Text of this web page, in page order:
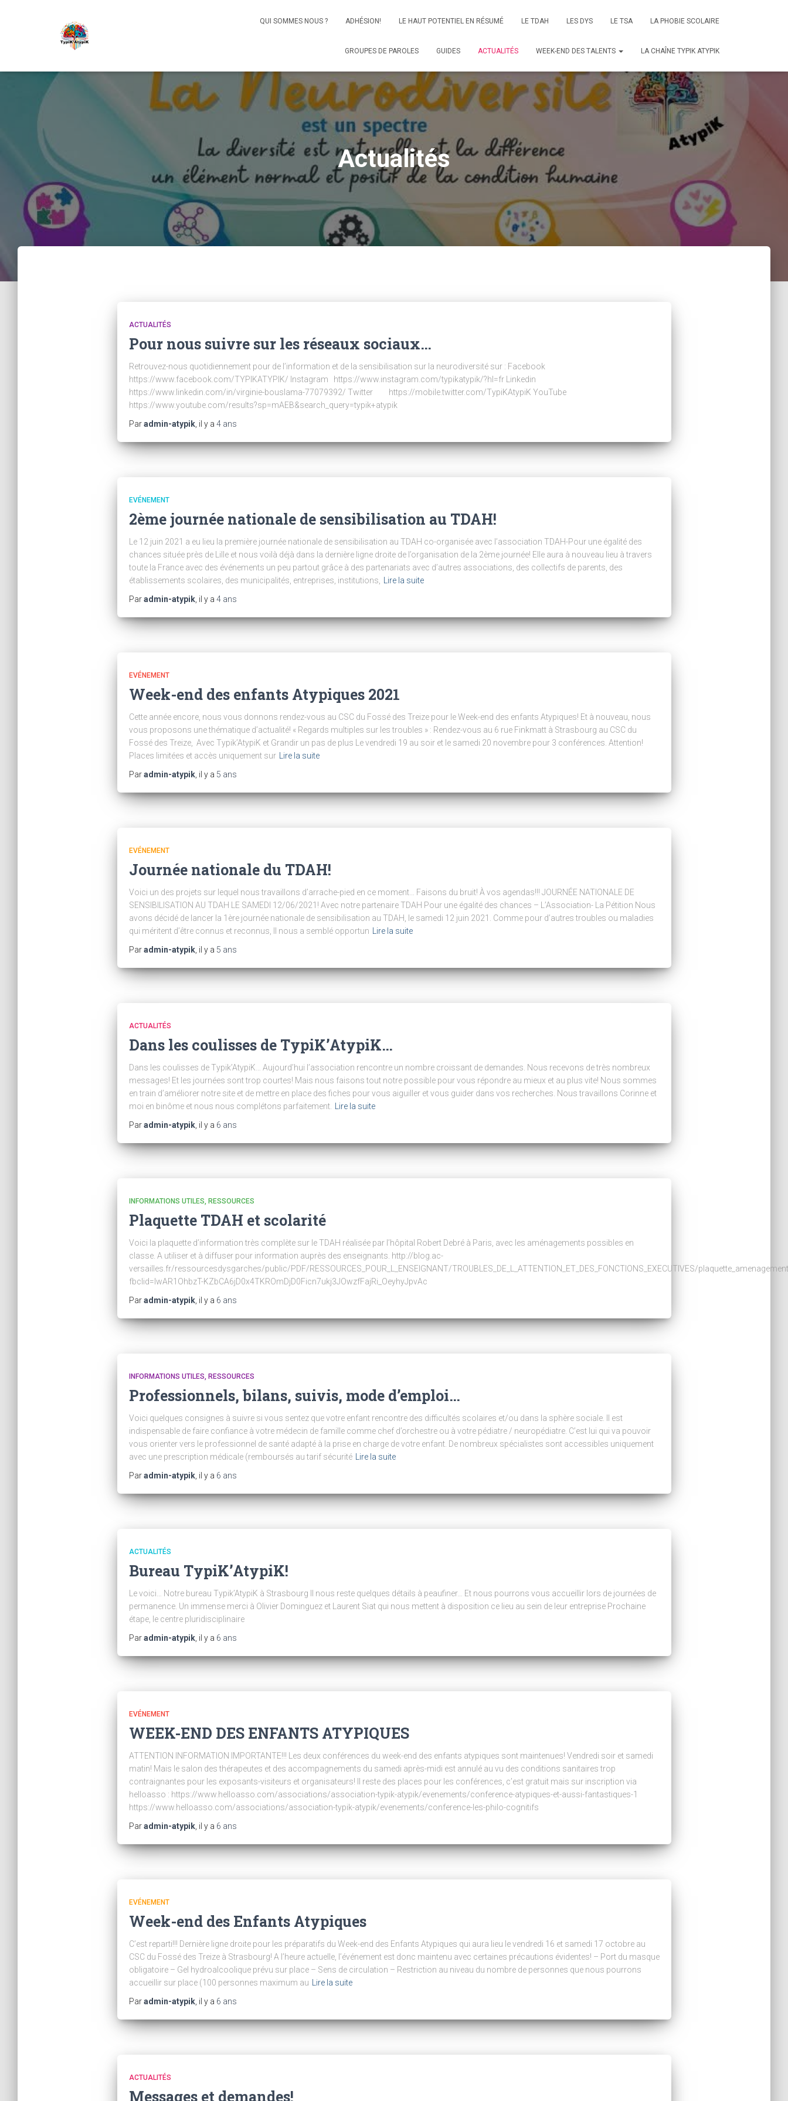
QUI SOMMES NOUS ? ADHÉSION! LE HAUT POTENTIEL EN RÉSUMÉ LE TDAH LES DYS LE TSA LA PHOBIE SCOLAIRE
GROUPES DE PAROLES GUIDES ACTUALITÉS WEEK-END DES TALENTS LA CHAÎNE TYPIK ATYPIK
Actualités
ACTUALITÉS
Pour nous suivre sur les réseaux sociaux…
Retrouvez-nous quotidiennement pour de l’information et de la sensibilisation sur la neurodiversité sur : Facebook
https://www.facebook.com/TYPIKATYPIK/ Instagram https://www.instagram.com/typikatypik/?hl=fr Linkedin
https://www.linkedin.com/in/virginie-bouslama-77079392/ Twitter https://mobile.twitter.com/TypiKAtypiK YouTube
https://www.youtube.com/results?sp=mAEB&search_query=typik+atypik
Paradmin-atypik, il y a 4 ans
EVÉNEMENT
2ème journée nationale de sensibilisation au TDAH!
Le 12 juin 2021 a eu lieu la première journée nationale de sensibilisation au TDAH co-organisée avec l’association TDAH-Pour une égalité des
chances située près de Lille et nous voilà déjà dans la dernière ligne droite de l’organisation de la 2ème journée! Elle aura à nouveau lieu à travers
toute la France avec des événements un peu partout grâce à des partenariats avec d’autres associations, des collectifs de parents, des
établissements scolaires, des municipalités, entreprises, institutions,
Lire la suite
Paradmin-atypik, il y a 4 ans
EVÉNEMENT
Week-end des enfants Atypiques 2021
Cette année encore, nous vous donnons rendez-vous au CSC du Fossé des Treize pour le Week-end des enfants Atypiques! Et à nouveau, nous
vous proposons une thématique d’actualité! « Regards multiples sur les troubles » : Rendez-vous au 6 rue Finkmatt à Strasbourg au CSC du
Fossé des Treize, Avec Typik’AtypiK et Grandir un pas de plus Le vendredi 19 au soir et le samedi 20 novembre pour 3 conférences. Attention!
Places limitées et accès uniquement sur
Lire la suite
Paradmin-atypik, il y a 5 ans
EVÉNEMENT
Journée nationale du TDAH!
Voici un des projets sur lequel nous travaillons d’arrache-pied en ce moment… Faisons du bruit! À vos agendas!!! JOURNÉE NATIONALE DE
SENSIBILISATION AU TDAH LE SAMEDI 12/06/2021! Avec notre partenaire TDAH Pour une égalité des chances – L’Association- La Pétition Nous
avons décidé de lancer la 1ère journée nationale de sensibilisation au TDAH, le samedi 12 juin 2021. Comme pour d’autres troubles ou maladies
qui méritent d’être connus et reconnus, Il nous a semblé opportun
Lire la suite
Paradmin-atypik, il y a 5 ans
ACTUALITÉS
Dans les coulisses de TypiK’AtypiK…
Dans les coulisses de Typik’AtypiK… Aujourd’hui l’association rencontre un nombre croissant de demandes. Nous recevons de très nombreux
messages! Et les journées sont trop courtes! Mais nous faisons tout notre possible pour vous répondre au mieux et au plus vite! Nous sommes
en train d’améliorer notre site et de mettre en place des fiches pour vous aiguiller et vous guider dans vos recherches. Nous travaillons Corinne et
moi en binôme et nous nous complétons parfaitement.
Lire la suite
Paradmin-atypik, il y a 6 ans
INFORMATIONS UTILES, RESSOURCES
Plaquette TDAH et scolarité
Voici la plaquette d’information très complète sur le TDAH réalisée par l’hôpital Robert Debré à Paris, avec les aménagements possibles en
classe. A utiliser et à diffuser pour information auprès des enseignants. http://blog.ac-
versailles.fr/ressourcesdysgarches/public/PDF/RESSOURCES_POUR_L_ENSEIGNANT/TROUBLES_DE_L_ATTENTION_ET_DES_FONCTIONS_EXECUTIVES/
fbclid=IwAR1OhbzT-KZbCA6jD0x4TKROmDjD0Ficn7ukj3JOwzfFajRi_OeyhyJpvAc
Paradmin-atypik, il y a 6 ans
INFORMATIONS UTILES, RESSOURCES
Professionnels, bilans, suivis, mode d’emploi…
Voici quelques consignes à suivre si vous sentez que votre enfant rencontre des difficultés scolaires et/ou dans la sphère sociale. Il est
indispensable de faire confiance à votre médecin de famille comme chef d’orchestre ou à votre pédiatre / neuropédiatre. C’est lui qui va pouvoir
vous orienter vers le professionnel de santé adapté à la prise en charge de votre enfant. De nombreux spécialistes sont accessibles uniquement
avec une prescription médicale (remboursés au tarif sécurité
Lire la suite
Paradmin-atypik, il y a 6 ans
ACTUALITÉS
Bureau TypiK’AtypiK!
Le voici… Notre bureau Typik’AtypiK à Strasbourg Il nous reste quelques détails à peaufiner… Et nous pourrons vous accueillir lors de journées de
permanence. Un immense merci à Olivier Dominguez et Laurent Siat qui nous mettent à disposition ce lieu au sein de leur entreprise Prochaine
étape, le centre pluridisciplinaire
Paradmin-atypik, il y a 6 ans
EVÉNEMENT
WEEK-END DES ENFANTS ATYPIQUES
ATTENTION INFORMATION IMPORTANTE!!! Les deux conférences du week-end des enfants atypiques sont maintenues! Vendredi soir et samedi
matin! Mais le salon des thérapeutes et des accompagnements du samedi après-midi est annulé au vu des conditions sanitaires trop
contraignantes pour les exposants-visiteurs et organisateurs! Il reste des places pour les conférences, c’est gratuit mais sur inscription via
helloasso : https://www.helloasso.com/associations/association-typik-atypik/evenements/conference-atypiques-et-aussi-fantastiques-1
https://www.helloasso.com/associations/association-typik-atypik/evenements/conference-les-philo-cognitifs
Paradmin-atypik, il y a 6 ans
EVÉNEMENT
Week-end des Enfants Atypiques
C’est reparti!!! Dernière ligne droite pour les préparatifs du Week-end des Enfants Atypiques qui aura lieu le vendredi 16 et samedi 17 octobre au
CSC du Fossé des Treize à Strasbourg! A l’heure actuelle, l’événement est donc maintenu avec certaines précautions évidentes! – Port du masque
obligatoire – Gel hydroalcoolique prévu sur place – Sens de circulation – Restriction au niveau du nombre de personnes que nous pourrons
accueillir sur place (100 personnes maximum au
Lire la suite
Paradmin-atypik, il y a 6 ans
ACTUALITÉS
Messages et demandes!